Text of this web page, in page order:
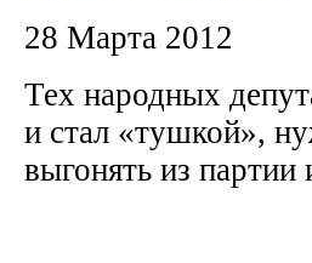
28 Марта 2012
Тех народных
и стал «тушкой»,
выгонять из